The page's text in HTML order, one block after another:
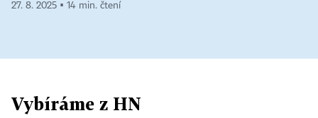
27. 8. 2025 ▪ 14 min. čtení
Vybíráme z HN